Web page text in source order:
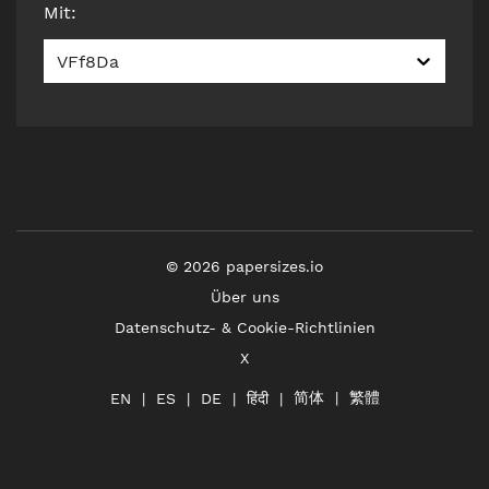
Mit:
VFf8Da
© 2026 papersizes.io
Über uns
Datenschutz- & Cookie-Richtlinien
X
EN ES DE हिंदी 简体 繁體